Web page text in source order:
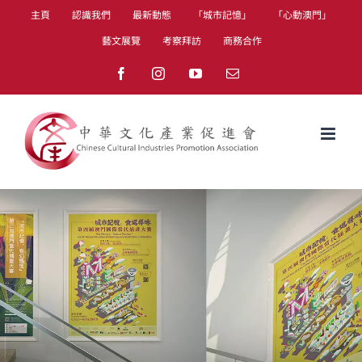
主頁 認識我們 最新動態 「城市記憶」
「心動澳門」
藝文展覽
考察拜訪 商務合作
FacebookInstagramYouTubeEmail